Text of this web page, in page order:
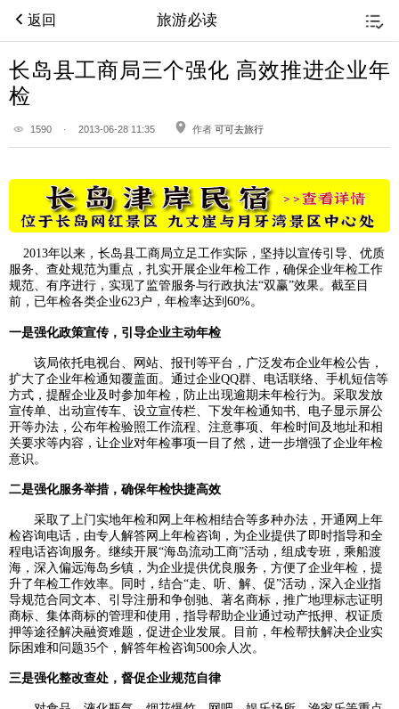
返回 旅游必读
长岛县工商局三个强化 高效推进企业年
检
1590 · 2013-06-28 11:35 作者 可可去旅行
2013年以来， 长岛县工商局立足工作实际，坚持以宣传引导、优质
服务、查处规范为重点，扎实开展企业年检工作，确保企业年检工作
规范、有序进行，实现了监管服务与行政执法“双赢”效果。截至目
前，已年检各类企业623户，年检率达到60%。
一是强化政策宣传，引导企业主动年检
该局依托电视台、网站、报刊等平台，广泛发布企业年检公告，
扩大了企业年检通知覆盖面。通过企业QQ群、电话联络、手机短信等
方式，提醒企业及时参加年检，防止出现逾期未年检行为。采取发放
宣传单、出动宣传车、设立宣传栏、下发年检通知书、电子显示屏公
开等办法，公布年检验照工作流程、注意事项、年检时间及地址和相
关要求等内容，让企业对年检事项一目了然，进一步增强了企业年检
意识。
二是强化服务举措，确保年检快捷高效
采取了上门实地年检和网上年检相结合等多种办法，开通网上年
检咨询电话，由专人解答网上年检咨询，为企业提供了即时指导和全
程电话咨询服务。继续开展“海岛流动工商”活动，组成专班，乘船渡
海，深入偏远海岛乡镇，为企业提供优良服务，方便了企业年检，提
升了年检工作效率。同时，结合“走、听、解、促”活动，深入企业指
导规范合同文本、引导注册和争创驰、著名商标，推广地理标志证明
商标、集体商标的管理和使用，指导帮助企业通过动产抵押、权证质
押等途径解决融资难题，促进企业发展。目前，年检帮扶解决企业实
际困难和问题35个，解答年检咨询500余人次。
三是强化整改查处，督促企业规范自律